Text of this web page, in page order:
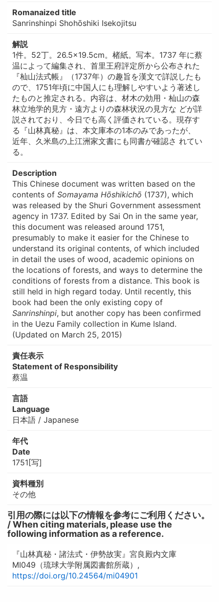
Romanaized title
Sanrinshinpi Shohōshiki Isekojitsu
解説
1件。52丁。26.5×19.5cm。楮紙。写本。1737 年に蔡
温によって編集され、首里王府評定所から公布された
『杣山法式帳』（1737年）の趣旨を漢文で詳説したも
ので、1751年頃に中国人にも理解しやすいよう著述し
たものと推定される。内容は、材木の効用・杣山の森
林立地学的見方・遠方よりの森林状況の見方な どが詳
説されており、今日でも高く評価されている。現存す
る『山林真秘』は、本文庫本の1本のみであったが、
近年、久米島の上江洲家文書にも同書が確認さ れてい
る。
Description
This Chinese document was written based on the
contents of Somayama Hōshikichō (1737), which
was released by the Shuri Government assessment
agency in 1737. Edited by Sai On in the same year,
this document was released around 1751,
presumably to make it easier for the Chinese to
understand its original contents, of which included
in detail the uses of wood, academic opinions on
the locations of forests, and ways to determine the
conditions of forests from a distance. This book is
still held in high regard today. Until recently, this
book had been the only existing copy of
Sanrinshinpi, but another copy has been confirmed
in the Uezu Family collection in Kume Island.
(Updated on March 25, 2015)
責任表示
Statement of Responsibility
蔡温
言語
Language
日本語 / Japanese
年代
Date
1751[写]
資料種別
その他
引用の際には以下の情報を参考にご利用ください。
/ When citing materials, please use the
following information as a reference.
『山林真秘・諸法式・伊勢故実』宮良殿内文庫
MI049（琉球大学附属図書館所蔵）,
https://doi.org/10.24564/mi04901